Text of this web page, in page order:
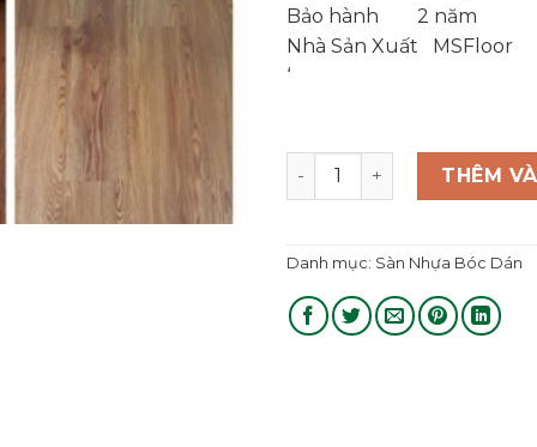
Bảo hành 2 năm
Nhà Sản Xuất MSFloor
‘
Sàn Nhựa bóc Dán A16H1
THÊM
Danh mục: Sàn Nhựa Bóc Dán